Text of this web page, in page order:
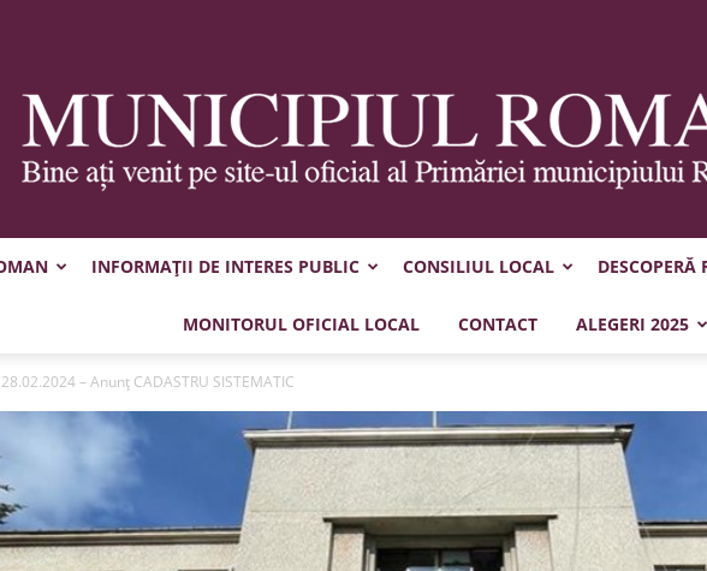
Municipiul
Roman
INFORMAȚII DE INTERES PUBLIC CONSILIUL LOCAL
MONITORUL OFICIAL LOCAL CONTACT ALEGERI 2025
28.02.2024 – Anunț CADASTRU SISTEMATIC